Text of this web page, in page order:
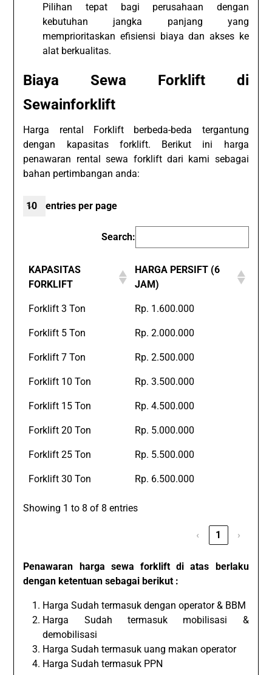
Pilihan tepat bagi perusahaan dengan
kebutuhan jangka panjang yang
memprioritaskan efisiensi biaya dan akses ke
alat berkualitas.
Biaya Sewa Forklift di
Sewainforklift
Harga rental Forklift berbeda-beda tergantung
dengan kapasitas forklift. Berikut ini harga
penawaran rental sewa forklift dari kami sebagai
bahan pertimbangan anda:
entries per page
Search:
KAPASITAS
FORKLIFT
HARGA PERSIFT (6
JAM)
Forklift 3 Ton Rp. 1.600.000
Forklift 5 Ton Rp. 2.000.000
Forklift 7 Ton Rp. 2.500.000
Forklift 10 Ton Rp. 3.500.000
Forklift 15 Ton Rp. 4.500.000
Forklift 20 Ton Rp. 5.000.000
Forklift 25 Ton Rp. 5.500.000
Forklift 30 Ton Rp. 6.500.000
Showing 1 to 8 of 8 entries
‹ 1 ›
Penawaran harga sewa forklift di atas berlaku
dengan ketentuan sebagai berikut :
Harga Sudah termasuk dengan operator & BBM
Harga Sudah termasuk mobilisasi &
demobilisasi
Harga Sudah termasuk uang makan operator
Harga Sudah termasuk PPN